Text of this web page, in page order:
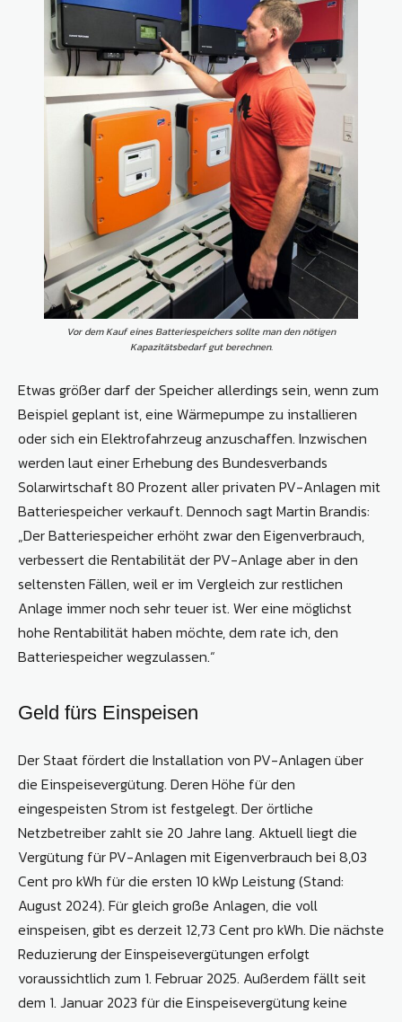
Vor dem Kauf eines Batteriespeichers sollte man den nötigen
Kapazitätsbedarf gut berechnen.
Etwas größer darf der Speicher allerdings sein, wenn zum
Beispiel geplant ist, eine Wärmepumpe zu installieren
oder sich ein Elektrofahrzeug anzuschaffen. Inzwischen
werden laut einer Erhebung des Bundesverbands
Solarwirtschaft 80 Prozent aller privaten PV-Anlagen mit
Batteriespeicher verkauft. Dennoch sagt Martin Brandis:
„Der Batteriespeicher erhöht zwar den Eigenverbrauch,
verbessert die Rentabilität der PV-Anlage aber in den
seltensten Fällen, weil er im Vergleich zur restlichen
Anlage immer noch sehr teuer ist. Wer eine möglichst
hohe Rentabilität haben möchte, dem rate ich, den
Batteriespeicher wegzulassen.“
Geld fürs Einspeisen
Der Staat fördert die Installation von PV-Anlagen über
die Einspeisevergütung. Deren Höhe für den
eingespeisten Strom ist festgelegt. Der örtliche
Netzbetreiber zahlt sie 20 Jahre lang. Aktuell liegt die
Vergütung für PV-Anlagen mit Eigenverbrauch bei 8,03
Cent pro kWh für die ersten 10 kWp Leistung (Stand:
August 2024). Für gleich große Anlagen, die voll
einspeisen, gibt es derzeit 12,73 Cent pro kWh. Die nächste
Reduzierung der Einspeisevergütungen erfolgt
voraussichtlich zum 1. Februar 2025. Außerdem fällt seit
dem 1. Januar 2023 für die Einspeisevergütung keine